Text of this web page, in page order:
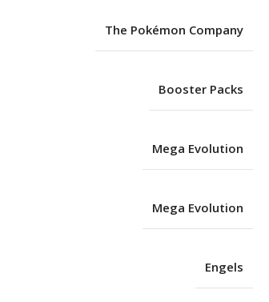
The Pokémon Company
Booster Packs
Mega Evolution
Mega Evolution
Engels